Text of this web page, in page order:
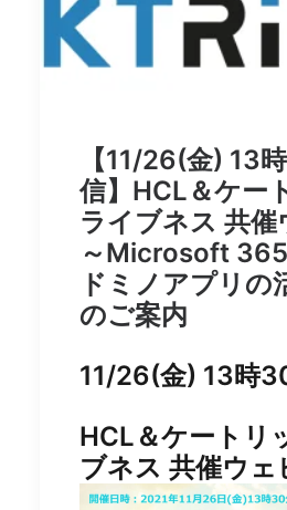
【11/26(金) 13
信】HCL＆ケー
ライブネス 共催
～Microsoft
ドミノアプリの
のご案内
11/26(金) 13時
HCL＆ケートリ
ブネス 共催ウェ